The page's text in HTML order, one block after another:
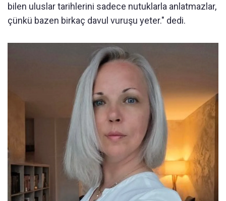
bilen uluslar tarihlerini sadece nutuklarla anlatmazlar,
çünkü bazen birkaç davul vuruşu yeter." dedi.